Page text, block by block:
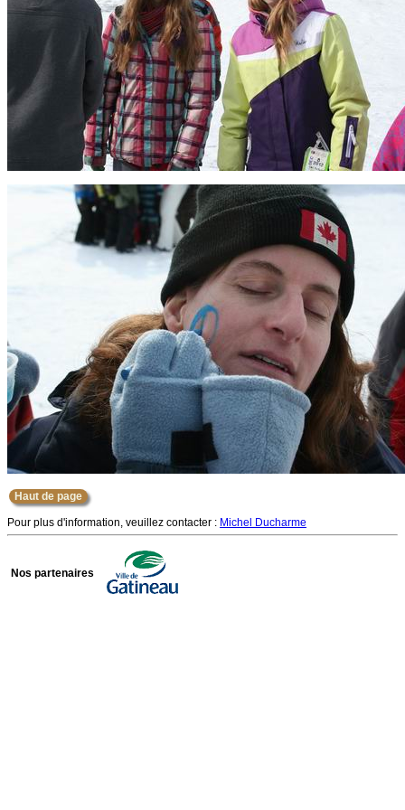
Haut de page
Pour plus d'information, veuillez contacter : Michel Ducharme
Nos partenaires